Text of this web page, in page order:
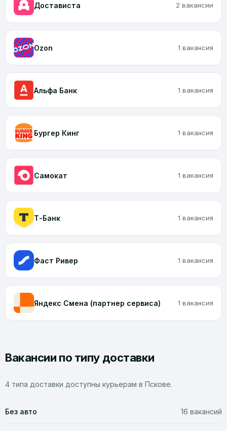
Достависта 2 вакансии
Ozon 1 вакансия
Альфа Банк 1 вакансия
Бургер Кинг 1 вакансия
Самокат 1 вакансия
Т-Банк 1 вакансия
Фаст Ривер 1 вакансия
Яндекс Смена (партнер сервиса) 1 вакансия
Вакансии по типу доставки
4 типа доставки доступны курьерам в Пскове.
Без авто 16 вакансий